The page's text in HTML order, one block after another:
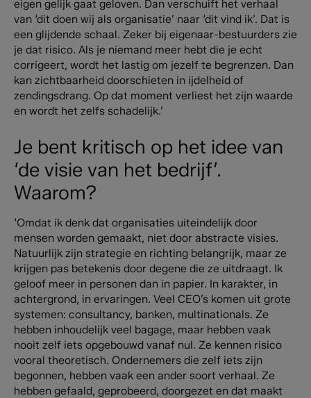
eigen gelijk gaat geloven. Dan verschuift het verhaal
van ‘dit doen wij als organisatie’ naar ‘dit vind ik’. Dat is
een glijdende schaal. Zeker bij eigenaar-bestuurders zie
je dat risico. Als je niemand meer hebt die je echt
corrigeert, wordt het lastig om jezelf te begrenzen. Dan
kan zichtbaarheid doorschieten in ijdelheid of
zendingsdrang. Op dat moment verliest het zijn waarde
en wordt het zelfs schadelijk.’
Je bent kritisch op het idee van
‘de visie van het bedrijf’.
Waarom?
‘Omdat ik denk dat organisaties uiteindelijk door
mensen worden gemaakt, niet door abstracte visies.
Natuurlijk zijn strategie en richting belangrijk, maar ze
krijgen pas betekenis door degene die ze uitdraagt. Ik
geloof meer in personen dan in papier. In karakter, in
achtergrond, in ervaringen. Veel CEO’s komen uit grote
systemen: consultancy, banken, multinationals. Ze
hebben inhoudelijk veel bagage, maar hebben vaak
nooit zelf iets opgebouwd vanaf nul. Ze kennen risico
vooral theoretisch. Ondernemers die zelf iets zijn
begonnen, hebben vaak een ander soort verhaal. Ze
hebben gefaald, geprobeerd, doorgezet en dat maakt